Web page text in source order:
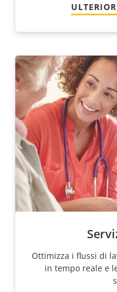
Ottimizza i flussi di
in tempo reale e